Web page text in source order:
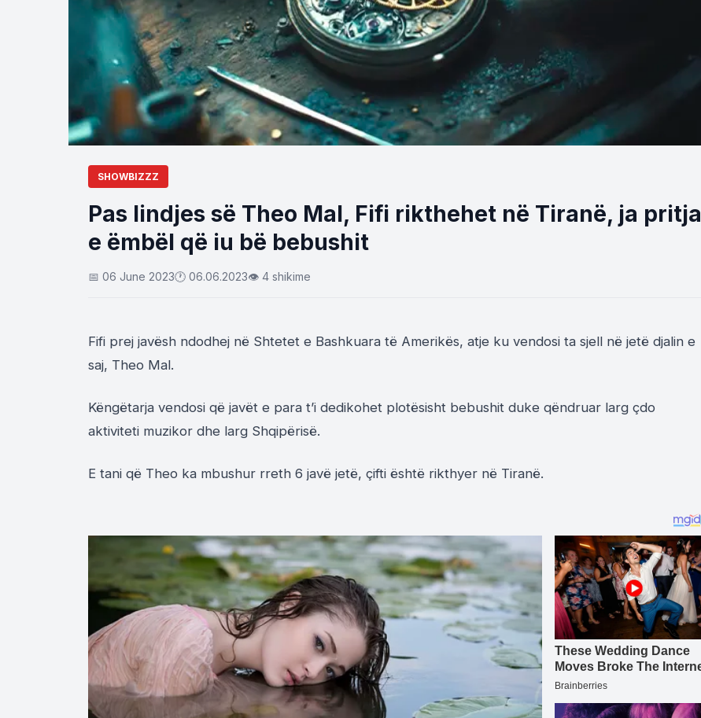
SHOWBIZZZ
Pas lindjes së Theo Mal, Fifi rikthehet në Tiranë, ja pritja
e ëmbël që iu bë bebushit
📅 06 June 2023🕐 06.06.2023👁 4 shikime
Fifi prej javësh ndodhej në Shtetet e Bashkuara të Amerikës, atje ku vendosi ta sjell në jetë djalin e
saj, Theo Mal.
Këngëtarja vendosi që javët e para t’i dedikohet plotësisht bebushit duke qëndruar larg çdo
aktiviteti muzikor dhe larg Shqipërisë.
E tani që Theo ka mbushur rreth 6 javë jetë, çifti është rikthyer në Tiranë.